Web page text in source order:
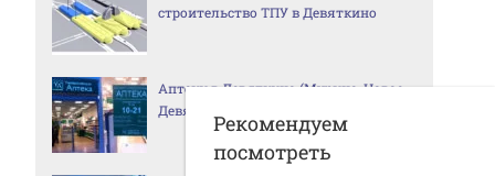
строительство ТПУ в Девяткино
Аптеки в Девяткино (Мурино, Новое
Девяткино)Рекомендуем
посмотреть